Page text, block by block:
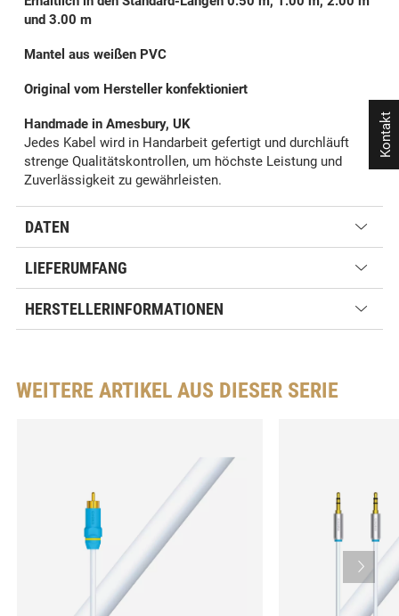
und 3.00 m
Mantel aus weißen PVC
Original vom Hersteller konfektioniert
Handmade in Amesbury, UK
Jedes Kabel wird in Handarbeit gefertigt und durchläuft
strenge Qualitätskontrollen, um höchste Leistung und
Zuverlässigkeit zu gewährleisten.
DATEN
LIEFERUMFANG
HERSTELLERINFORMATIONEN
WEITERE ARTIKEL AUS DIESER SERIE
Kontakt